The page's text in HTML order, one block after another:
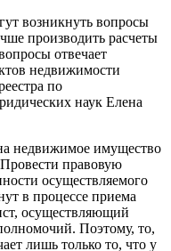
возникнуть вопросы
производить расчеты
отвечает
недвижимости
по
наук Елена
недвижимое имущество
правовую
осуществляемого
в процессе приема
осуществляющий
Поэтому, то,
лишь только то, что у